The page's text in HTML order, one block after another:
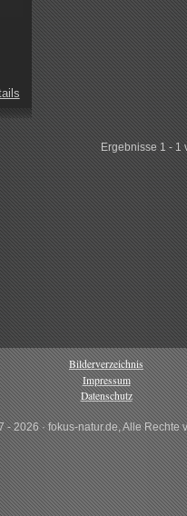
Ergebnisse 1 - 1
Bilderverzeichnis
Impressum
Datenschutz
- 2026 · fokus-natur.de, Alle Rechte